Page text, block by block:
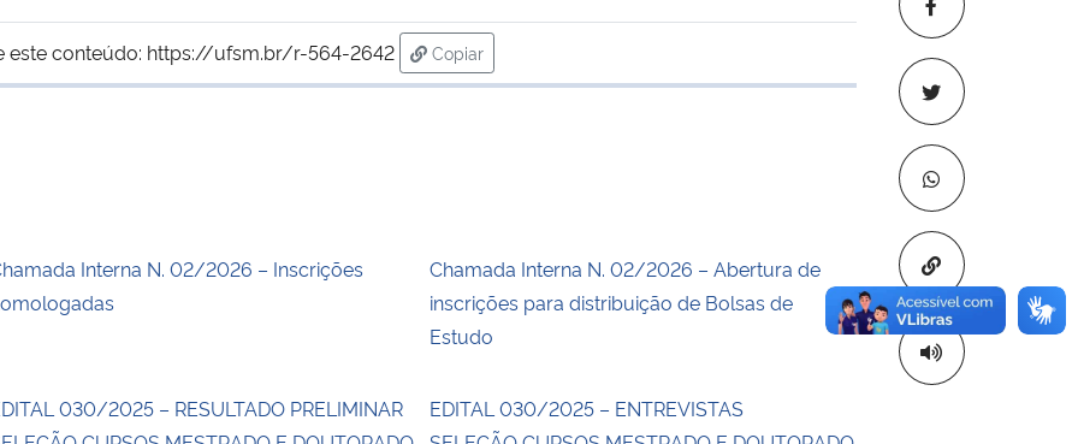
Copiar para
este conteúdo: https://ufsm.br/r-564-2642
Copiar
para área de transferência
Interna N. 02/2026 – Inscrições
Chamada Interna N. 02/2026 – Abertura de
inscrições para distribuição de Bolsas de
Estudo
030/2025 – RESULTADO PRELIMINAR
EDITAL 030/2025 – ENTREVISTAS